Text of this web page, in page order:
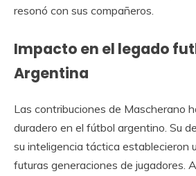
resonó con sus compañeros.
Impacto en el legado
Argentina
Las contribuciones de Mascherano
duradero en el fútbol argentino. Su
su inteligencia táctica establecieron
futuras generaciones de jugadores.